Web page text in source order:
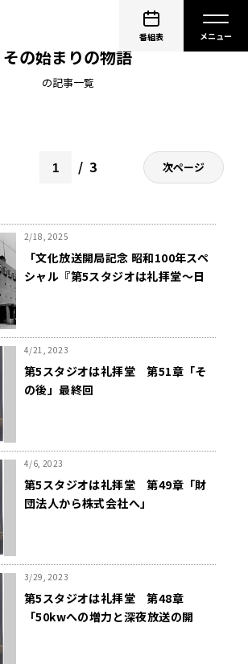
番組表
礼拝堂～日本文化放送協会、
その始まりの物語
の記事一覧
3 次ページ
2/18, 2025
「文化放送開局記念 昭和100年スペ
シャル『第5スタジオは礼拝堂～日
4/21, 2023
第5スタジオは礼拝堂 第51章「そ
の後」最終回
4/6, 2023
第5スタジオは礼拝堂 第49章「財
団法人から株式会社へ」
3/29, 2023
第5スタジオは礼拝堂 第48章
「50kwへの増力と深夜放送の開